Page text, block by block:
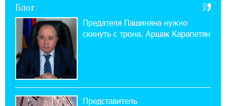
10% годовых и оформление в мобильном
приложении
17:03:49 30-07-2026
Платформа Rate.Trading на Seaside Startup
Summit: IDBank представил инновационное
решение
Блог
Предателя Пашиняна нужно
скинуть с трона. Аршак Карапетян
Представитель